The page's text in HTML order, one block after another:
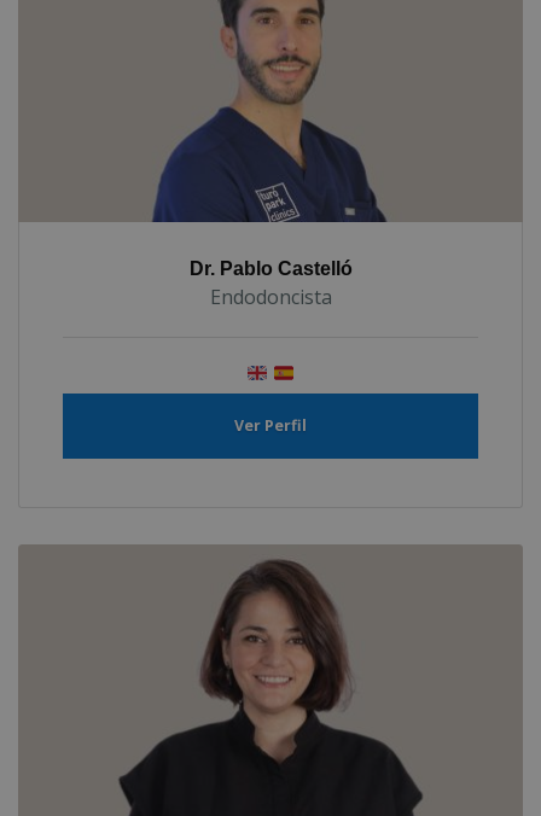
Dr. Pablo Castelló
Endodoncista
Ver Perfil